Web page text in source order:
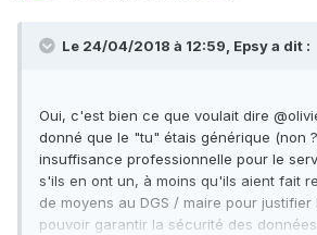
Le 24/04/2018 à 12:59, Epsy a dit :
Oui, c'est bien ce que voulait dire
donné que le "tu" étais générique (non
insuffisance professionnelle pour le
s'ils en ont un, à moins qu'ils aient fait
de moyens au DGS / maire pour
pouvoir garantir la sécurité des